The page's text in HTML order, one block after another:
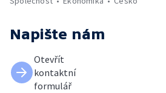
Napište nám
Otevřít
kontaktní
formulář